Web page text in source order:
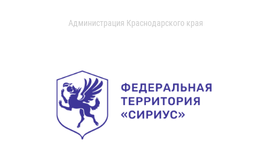
Администрация Краснодарского края